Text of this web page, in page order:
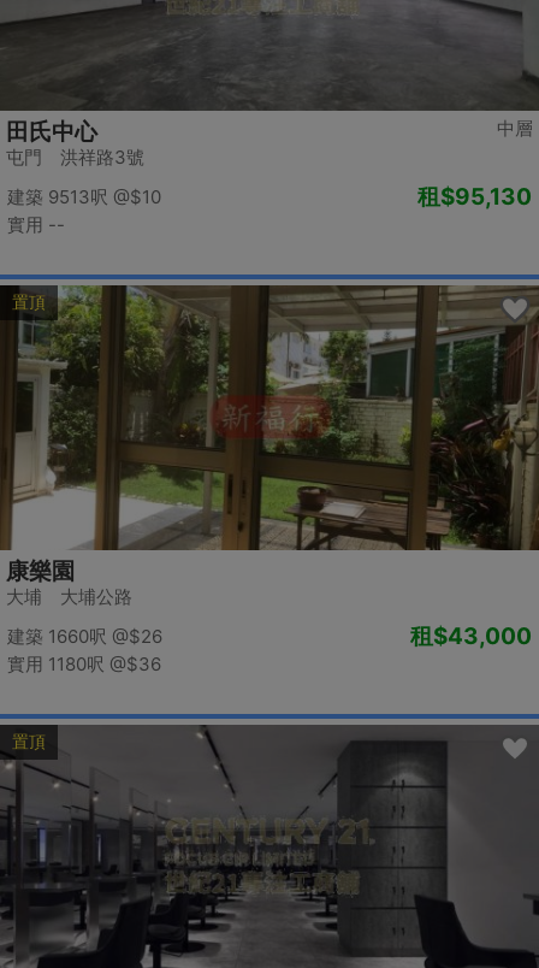
中層
田氏中心
屯門 洪祥路3號
建築 9513呎 @$10
實用 --
租$95,130
置頂
康樂園
大埔 大埔公路
建築 1660呎 @$26
實用 1180呎 @$36
租$43,000
置頂